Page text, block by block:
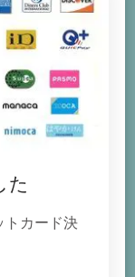
た
トカード決